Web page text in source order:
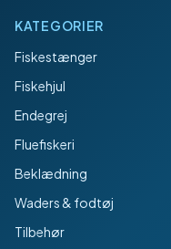
KATEGORIER
Fiskestænger
Fiskehjul
Endegrej
Fluefiskeri
Beklædning
Waders & fodtøj
Tilbehør